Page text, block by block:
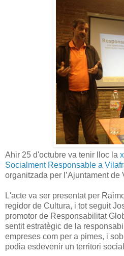
Ahir 25 d'octubre va tenir lloc la
Socialment Responsable a
organitzada per l’Ajuntament
L'acte va ser presentat per
regidor de Cultura, i tot seguit
promotor de Responsabilitat
sentit estratègic de la
empreses com per a pimes, i
podia esdevenir un territori